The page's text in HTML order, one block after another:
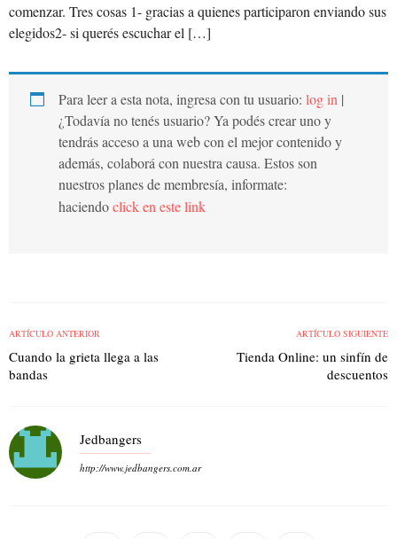
comenzar. Tres cosas 1- gracias a quienes participaron enviando sus
elegidos2- si querés escuchar el […]
Para leer a esta nota, ingresa con tu usuario: log in |
¿Todavía no tenés usuario? Ya podés crear uno y
tendrás acceso a una web con el mejor contenido y
además, colaborá con nuestra causa. Estos son
nuestros planes de membresía, informate:
haciendoclick en este link
ARTÍCULO ANTERIOR
Cuando la grieta llega a las
bandas
ARTÍCULO SIGUIENTE
Tienda Online: un sinfín de
descuentos
Jedbangers
http://www.jedbangers.com.ar